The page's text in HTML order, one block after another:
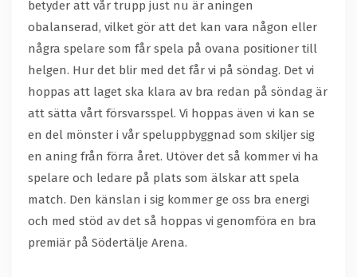
betyder att vår trupp just nu är aningen
obalanserad, vilket gör att det kan vara någon eller
några spelare som får spela på ovana positioner till
helgen. Hur det blir med det får vi på söndag. Det vi
hoppas att laget ska klara av bra redan på söndag är
att sätta vårt försvarsspel. Vi hoppas även vi kan se
en del mönster i vår speluppbyggnad som skiljer sig
en aning från förra året. Utöver det så kommer vi ha
spelare och ledare på plats som älskar att spela
match. Den känslan i sig kommer ge oss bra energi
och med stöd av det så hoppas vi genomföra en bra
premiär på Södertälje Arena.